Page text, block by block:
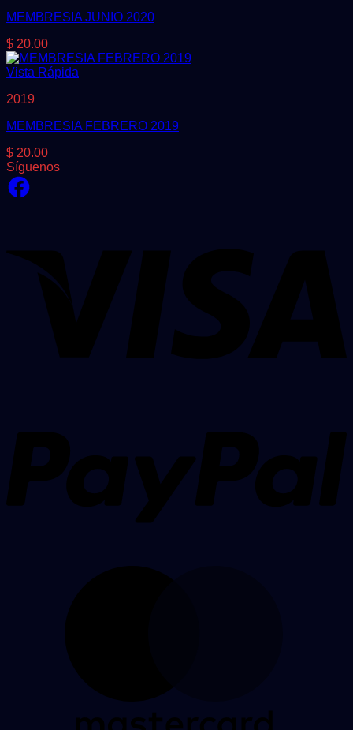
MEMBRESIA JUNIO 2020
$ 20.00
Vista Rápida
2019
MEMBRESIA FEBRERO 2019
$ 20.00
Síguenos
Facebook